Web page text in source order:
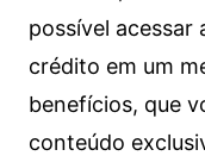
possível acessar
crédito em um
benefícios, que
conteúdo